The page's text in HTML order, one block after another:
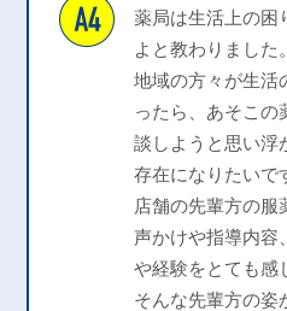
薬局は生活上の困
よと教わりました。
地域の方々が生活
ったら、あそこの
談しようと思い浮
存在になりたいで
店舗の先輩方の服
声かけや指導内容
や経験をとても感
そんな先輩方の姿